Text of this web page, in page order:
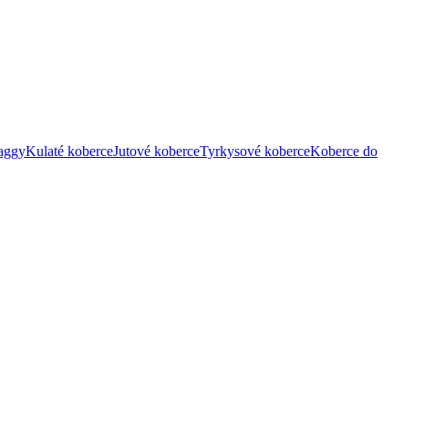
Kulaté koberceJutové koberceTyrkysové koberceKoberce do